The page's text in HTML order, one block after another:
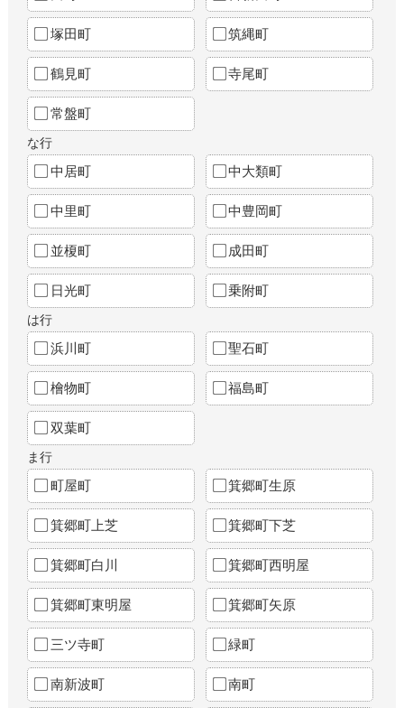
塚田町 筑縄町
鶴見町 寺尾町
常盤町
な行
中居町 中大類町
中里町 中豊岡町
並榎町 成田町
日光町 乗附町
は行
浜川町 聖石町
檜物町 福島町
双葉町
ま行
町屋町 箕郷町生原
箕郷町上芝 箕郷町下芝
箕郷町白川 箕郷町西明屋
箕郷町東明屋 箕郷町矢原
三ツ寺町 緑町
南新波町 南町